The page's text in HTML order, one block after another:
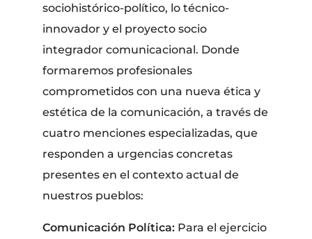
sociohistórico-político, lo técnico-
innovador y el proyecto socio
integrador comunicacional. Donde
formaremos profesionales
comprometidos con una nueva ética y
estética de la comunicación, a través de
cuatro menciones especializadas, que
responden a urgencias concretas
presentes en el contexto actual de
nuestros pueblos:
Comunicación Política: Para el ejercicio